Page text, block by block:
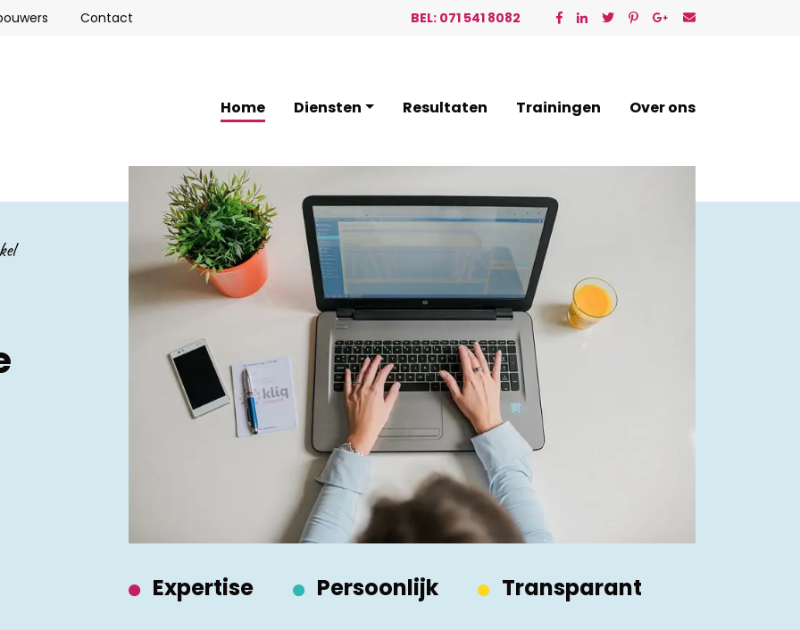
Contact BEL: 071 541 8082
Home Diensten Resultaten Trainingen Over ons
Expertise Persoonlijk Transparant